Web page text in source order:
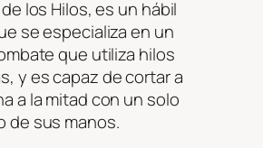
los Hilos, es un hábil
se especializa en un
que utiliza hilos
y es capaz de cortar a
a la mitad con un solo
de sus manos.